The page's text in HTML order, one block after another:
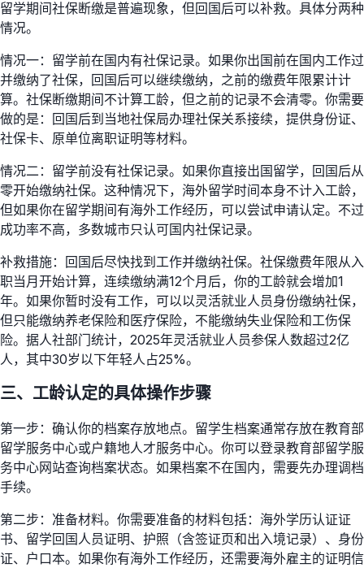
留学期间社保断缴是普遍现象，但回国后可以补救。具体分两种
情况。
情况一：留学前在国内有社保记录。如果你出国前在国内工作过
并缴纳了社保，回国后可以继续缴纳，之前的缴费年限累计计
算。社保断缴期间不计算工龄，但之前的记录不会清零。你需要
做的是：回国后到当地社保局办理社保关系接续，提供身份证、
社保卡、原单位离职证明等材料。
情况二：留学前没有社保记录。如果你直接出国留学，回国后从
零开始缴纳社保。这种情况下，海外留学时间本身不计入工龄，
但如果你在留学期间有海外工作经历，可以尝试申请认定。不过
成功率不高，多数城市只认可国内社保记录。
补救措施：回国后尽快找到工作并缴纳社保。社保缴费年限从入
职当月开始计算，连续缴纳满12个月后，你的工龄就会增加1
年。如果你暂时没有工作，可以以灵活就业人员身份缴纳社保，
但只能缴纳养老保险和医疗保险，不能缴纳失业保险和工伤保
险。据人社部门统计，2025年灵活就业人员参保人数超过2亿
人，其中30岁以下年轻人占25%。
三、工龄认定的具体操作步骤
第一步：确认你的档案存放地点。留学生档案通常存放在教育部
留学服务中心或户籍地人才服务中心。你可以登录教育部留学服
务中心网站查询档案状态。如果档案不在国内，需要先办理调档
手续。
第二步：准备材料。你需要准备的材料包括：海外学历认证证
书、留学回国人员证明、护照（含签证页和出入境记录）、身份
证、户口本。如果你有海外工作经历，还需要海外雇主的证明信